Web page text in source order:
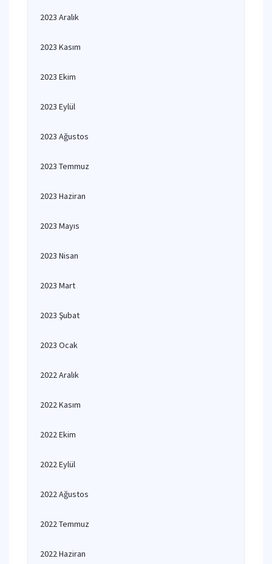
2023 Aralık
2023 Kasım
2023 Ekim
2023 Eylül
2023 Ağustos
2023 Temmuz
2023 Haziran
2023 Mayıs
2023 Nisan
2023 Mart
2023 Şubat
2023 Ocak
2022 Aralık
2022 Kasım
2022 Ekim
2022 Eylül
2022 Ağustos
2022 Temmuz
2022 Haziran